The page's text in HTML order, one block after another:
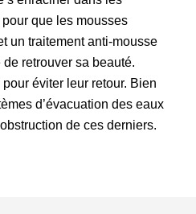
que les mousses
un traitement anti-mousse
retrouver sa beauté.
éviter leur retour. Bien
d’évacuation des eaux
de ces derniers.